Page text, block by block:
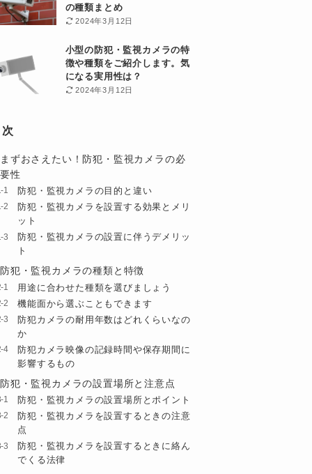
の種類まとめ
2024年3月12日
小型の防犯・監視カメラの特
徴や種類をご紹介します。気
になる実用性は？
2024年3月12日
まずおさえたい！防犯・監視カメラの必
要性
防犯・監視カメラの目的と違い
防犯・監視カメラを設置する効果とメリ
ット
防犯・監視カメラの設置に伴うデメリッ
ト
防犯・監視カメラの種類と特徴
用途に合わせた種類を選びましょう
機能面から選ぶこともできます
防犯カメラの耐用年数はどれくらいなの
か
防犯カメラ映像の記録時間や保存期間に
影響するもの
防犯・監視カメラの設置場所と注意点
防犯・監視カメラの設置場所とポイント
防犯・監視カメラを設置するときの注意
点
防犯・監視カメラを設置するときに絡ん
でくる法律